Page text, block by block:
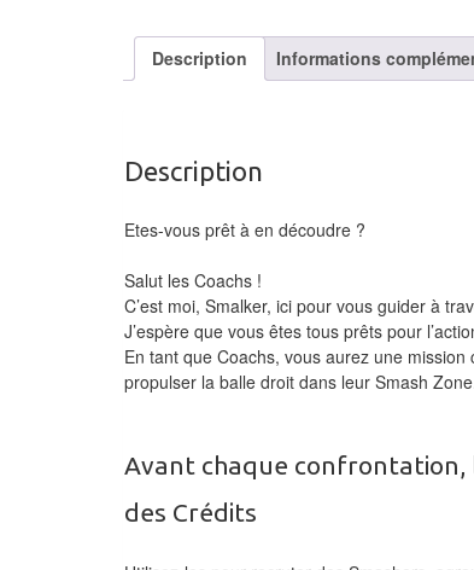
Description Informations
Description
Etes-vous prêt à en découdre ?
Salut les Coachs !
C’est moi, Smalker, ici pour vous guider à
J’espère que vous êtes tous prêts pour
En tant que Coachs, vous aurez une
propulser la balle droit dans leur Smash
Avant chaque confrontation,
des Crédits